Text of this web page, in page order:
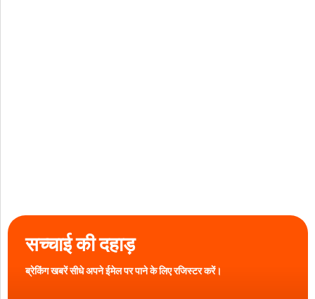
सच्चाई की दहाड़
ब्रेकिंग खबरें सीधे अपने ईमेल पर पाने के लिए रजिस्टर करें।